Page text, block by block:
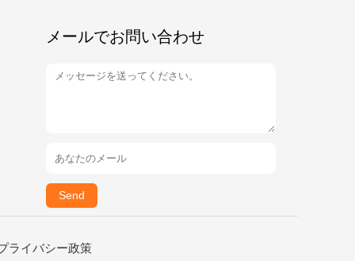
メールでお問い合わせ
Send
ライバシー政策